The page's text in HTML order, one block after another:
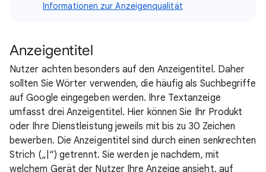
Informationen zur Anzeigenqualität
Anzeigentitel
Nutzer achten besonders auf den Anzeigentitel. Daher
sollten Sie Wörter verwenden, die häufig als Suchbegriffe
auf Google eingegeben werden. Ihre Textanzeige
umfasst drei Anzeigentitel. Hier können Sie Ihr Produkt
oder Ihre Dienstleistung jeweils mit bis zu 30 Zeichen
bewerben. Die Anzeigentitel sind durch einen senkrechten
Strich („|“) getrennt. Sie werden je nachdem, mit
welchem Gerät der Nutzer Ihre Anzeige ansieht, auf